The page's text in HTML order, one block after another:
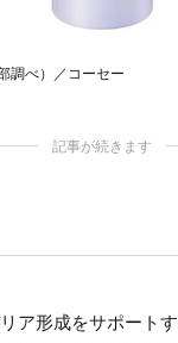
調べ）／コーセー
記事が続きます
ア形成をサポート